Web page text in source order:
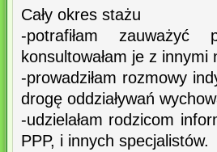
Cały okres stażu
-potrafiłam zauważyć
konsultowałam je z
-prowadziłam rozmowy
drogę oddziaływań
-udzielałam rodzicom
PPP, i innych specjalistów.